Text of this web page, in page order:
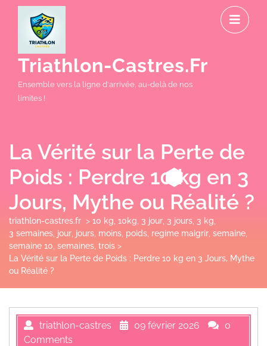
Triathlon-Castres.fr
Ensemble vers la ligne d'arrivée, au-delà de nos
limites !
La Vérité sur la Perte de
Poids : Perdre 10 kg en 3
Jours, Mythe ou Réalité ?
triathlon-castres.fr > 10 kg 10kg 3 jour 3 jours 3 kg
3 semaines jour jours moins poids regime maigrir semaine
semaine 10 semaines trois >
La Vérité sur la Perte de Poids : Perdre 10 kg en 3 Jours, Mythe
ou Réalité ?
triathlon-castres 09 février 2026
0
Comments